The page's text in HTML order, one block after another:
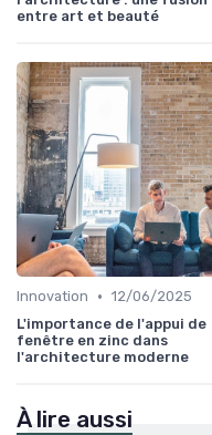
entre art et beauté
Innovation • 12/06/2025
L'importance de l'appui de
fenêtre en zinc dans
l'architecture moderne
À lire aussi